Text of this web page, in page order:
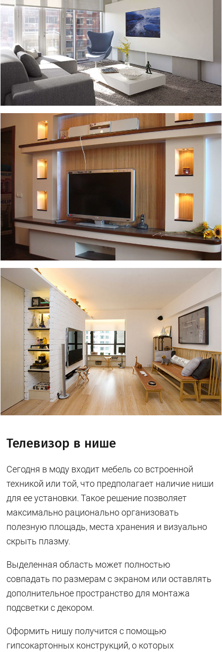
Телевизор в нише
Сегодня в моду входит мебель со встроенной
техникой или той, что предполагает наличие ниши
для ее установки. Такое решение позволяет
максимально рационально организовать
полезную площадь, места хранения и визуально
скрыть плазму.
Выделенная область может полностью
совпадать по размерам с экраном или оставлять
дополнительное пространство для монтажа
подсветки с декором.
Оформить нишу получится с помощью
гипсокартонных конструкций, о которых